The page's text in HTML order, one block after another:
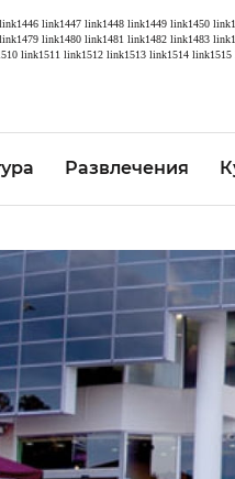
link1446 link1447 link1448 link1449 link1450
link1479 link1480 link1481 link1482 link1483
link1511 link1512 link1513 link1514 link1515
Развлечения